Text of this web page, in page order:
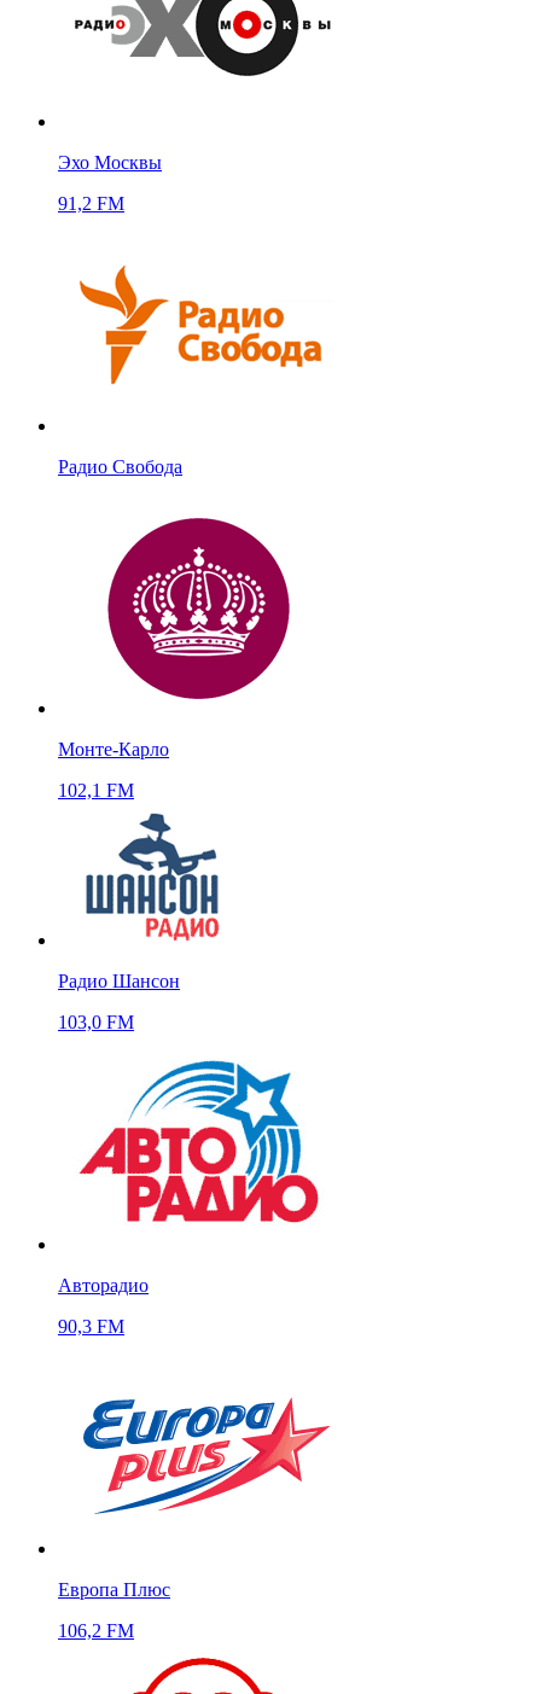
Эхо Москвы
91,2 FM
Радио Свобода
Монте-Карло
102,1 FM
Радио Шансон
103,0 FM
Авторадио
90,3 FM
Европа Плюс
106,2 FM